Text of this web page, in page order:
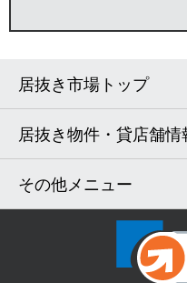
居抜き市場トップ
居抜き物件・貸店舗情
その他メニュー